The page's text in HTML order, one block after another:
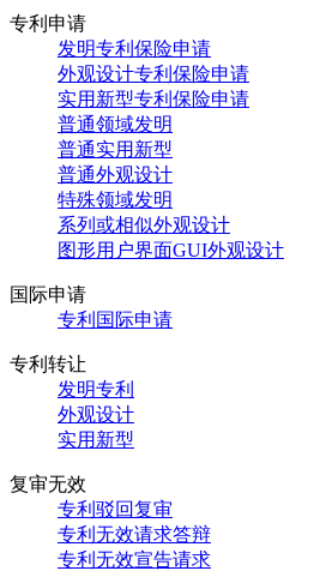
专利申请
发明专利保险申请
外观设计专利保险申请
实用新型专利保险申请
普通领域发明
普通实用新型
普通外观设计
特殊领域发明
系列或相似外观设计
图形用户界面GUI外观设计
国际申请
专利国际申请
专利转让
发明专利
外观设计
实用新型
复审无效
专利驳回复审
专利无效请求答辩
专利无效宣告请求